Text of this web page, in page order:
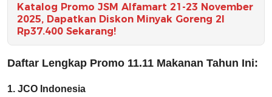
Katalog Promo JSM Alfamart 21-23 November
2025, Dapatkan Diskon Minyak Goreng 2l
Rp37.400 Sekarang!
Daftar Lengkap Promo 11.11 Makanan Tahun Ini:
1. JCO Indonesia